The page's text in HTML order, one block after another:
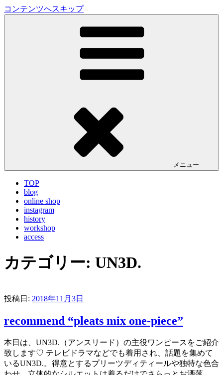
コンテンツへスキップ
LA VILLA ROUGE Blog
メニュー
TOP
blog
online shop
instagram
history
workshop
access
カテゴリー: UN3D.
投稿日: 2018年11月3日
recommend “pleats mix one-piece”
本日は、UN3D.（アンスリード）の主役ワンピースをご紹介
致します♡ テレビドラマなどでも着用され、話題を集めて
いるUN3D.。得意とするプリーツディティールや独特な色合